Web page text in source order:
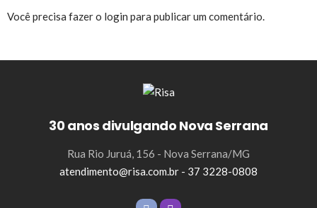
Você precisa fazer o login para publicar um comentário.
30 anos divulgando Nova Serrana
Rua Rio Juruá, 156 - Nova Serrana/MG
atendimento@risa.com.br - 37 3228-0808